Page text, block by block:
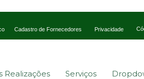
Cadastro de Fornecedores Privacidade
Realizações Serviços